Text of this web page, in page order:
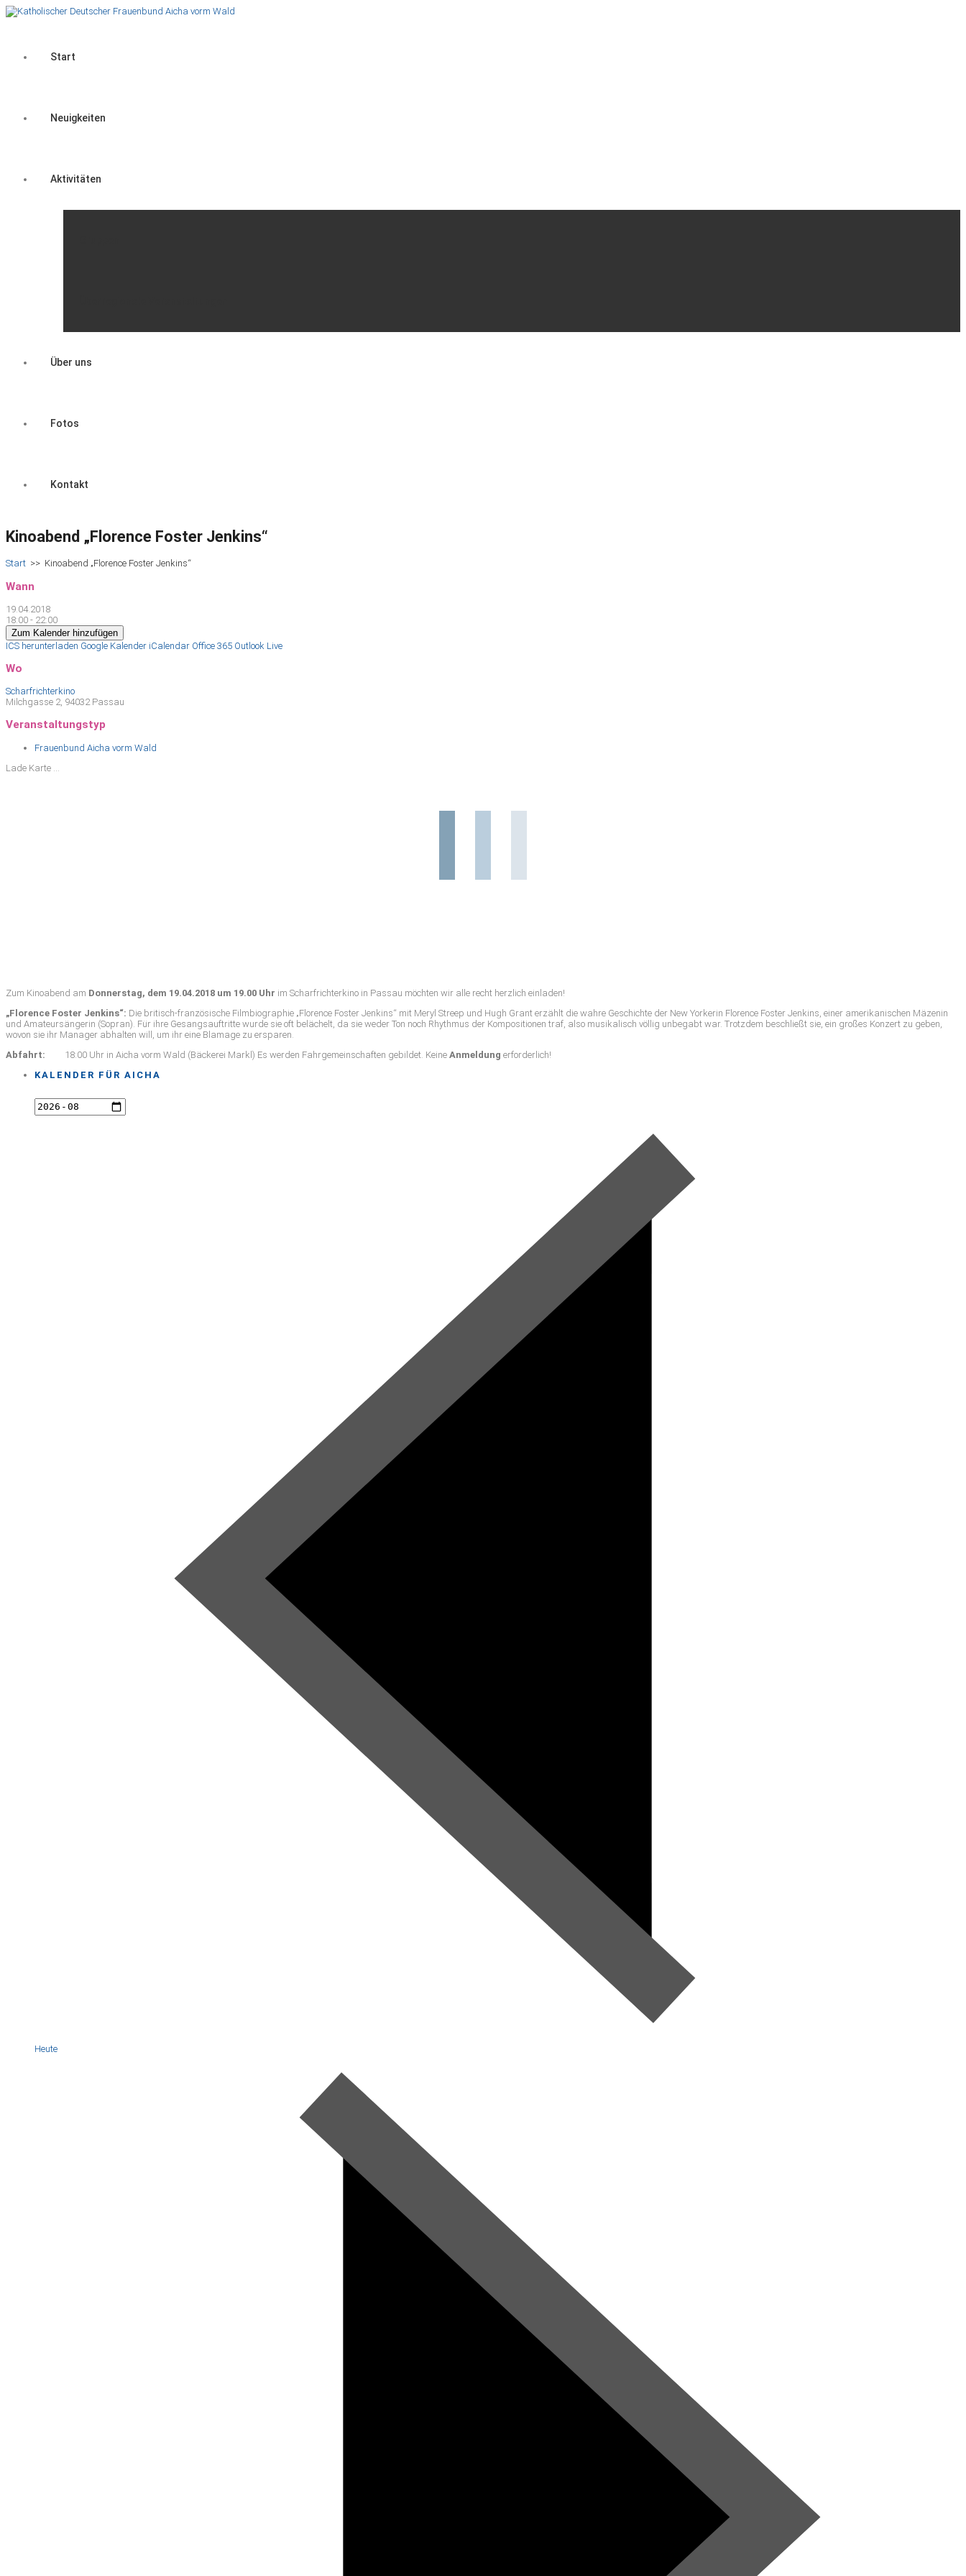
Start
Neuigkeiten
Aktivitäten
Über uns
Fotos
Kontakt
Kinoabend „Florence Foster Jenkins“
Start >> Kinoabend „Florence Foster Jenkins“
Wann
19.04.2018
18:00 - 22:00
Zum Kalender hinzufügen
ICS herunterladen Google Kalender iCalendar Office 365 Outlook Live
Wo
Scharfrichterkino
Milchgasse 2, 94032 Passau
Veranstaltungstyp
Frauenbund Aicha vorm Wald
Lade Karte ...
Zum Kinoabend am Donnerstag, dem 19.04.2018 um 19.00 Uhr im Scharfrichterkino in Passau möchten wir alle recht herzlich einladen!
„Florence Foster Jenkins“: Die britisch-französische Filmbiographie „Florence Foster Jenkins“ mit Meryl Streep und Hugh Grant erzählt die wahre Geschichte der New Yorkerin Florence Foster Jenkins, einer amerikanischen Mäzenin
und Amateursängerin (Sopran). Für ihre Gesangsauftritte wurde sie oft belächelt, da sie weder Ton noch Rhythmus der Kompositionen traf, also musikalisch völlig unbegabt war. Trotzdem beschließt sie, ein großes Konzert zu geben,
wovon sie ihr Manager abhalten will, um ihr eine Blamage zu ersparen.
Abfahrt: 18:00 Uhr in Aicha vorm Wald (Bäckerei Markl) Es werden Fahrgemeinschaften gebildet. Keine Anmeldung erforderlich!
KALENDER FÜR AICHA
Heute